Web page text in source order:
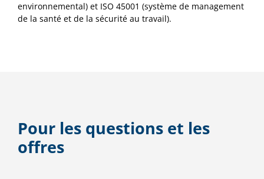
environnemental) et ISO 45001 (système de management
de la santé et de la sécurité au travail).
Pour les questions et les
offres